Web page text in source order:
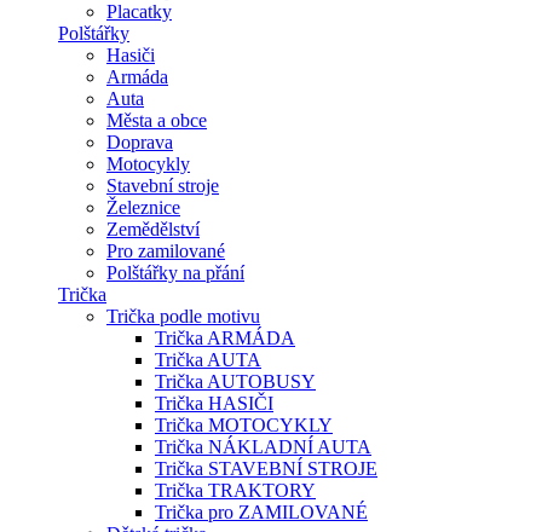
Placatky
Polštářky
Hasiči
Armáda
Auta
Města a obce
Doprava
Motocykly
Stavební stroje
Železnice
Zemědělství
Pro zamilované
Polštářky na přání
Trička
Trička podle motivu
Trička ARMÁDA
Trička AUTA
Trička AUTOBUSY
Trička HASIČI
Trička MOTOCYKLY
Trička NÁKLADNÍ AUTA
Trička STAVEBNÍ STROJE
Trička TRAKTORY
Trička pro ZAMILOVANÉ